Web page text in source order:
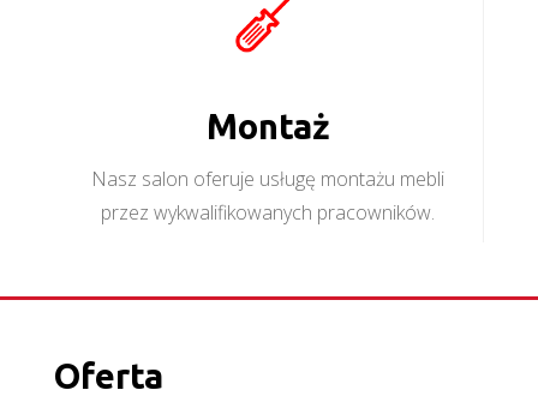
Montaż
Nasz salon oferuje usługę montażu mebli
przez wykwalifikowanych pracowników.
Oferta